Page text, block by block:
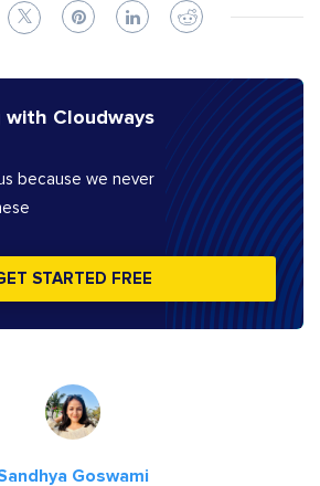
Cloudways
because we never
STARTED FREE
Goswami